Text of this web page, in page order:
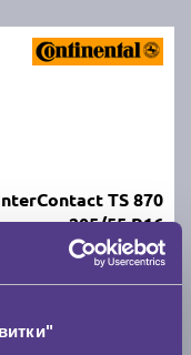
TS 870
205/55 R16
B 70
+ | Доставка от 1 до 2 дни